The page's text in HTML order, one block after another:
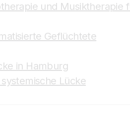
und Musiktherapie
Geflüchtete
in Hamburg
Lücke